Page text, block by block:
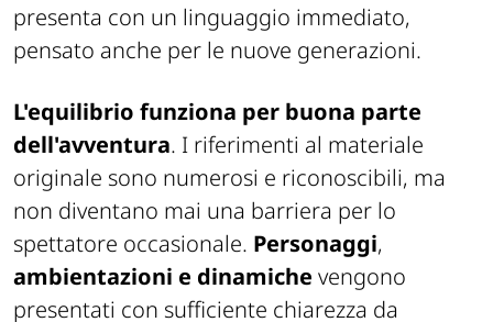
presenta con un linguaggio immediato,
pensato anche per le nuove generazioni.
L'equilibrio funziona per buona parte
dell'avventura. I riferimenti al materiale
originale sono numerosi e riconoscibili, ma
non diventano mai una barriera per lo
spettatore occasionale. Personaggi,
ambientazioni e dinamiche vengono
presentati con sufficiente chiarezza da